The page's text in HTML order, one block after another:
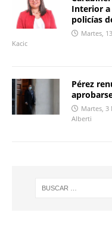
Interior a
policías
Martes,
Kacic
Pérez
Martes, 3
Alberti